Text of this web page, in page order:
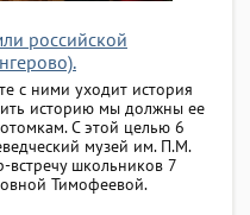
российской
с ними уходит история
историю мы должны ее
С этой целью 6
музей им. П.М.
встречу школьников 7
Тимофеевой.